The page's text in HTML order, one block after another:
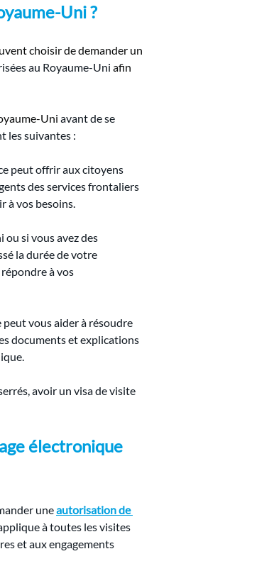
Uni ?
choisir de demander un
au Royaume-Uni afin
Uni avant de se
les suivantes :
peut offrir aux citoyens
des services frontaliers
à vos besoins.
si vous avez des
la durée de votre
à vos
peut vous aider à résoudre
documents et explications
avoir un visa de visite
électronique
une autorisation de
à toutes les visites
et aux engagements